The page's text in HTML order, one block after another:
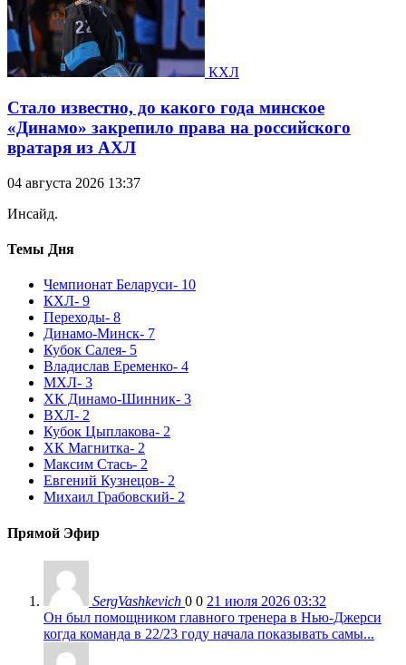
КХЛ
Стало известно, до какого года минское
«Динамо» закрепило права на российского
вратаря из АХЛ
04 августа 2026 13:37
Инсайд.
Темы Дня
Чемпионат Беларуси- 10
КХЛ- 9
Переходы- 8
Динамо-Минск- 7
Кубок Салея- 5
Владислав Еременко- 4
МХЛ- 3
ХК Динамо-Шинник- 3
ВХЛ- 2
Кубок Цыплакова- 2
ХК Магнитка- 2
Максим Стась- 2
Евгений Кузнецов- 2
Михаил Грабовский- 2
Прямой Эфир
SergVashkevich 0 0 21 июля 2026 03:32
Он был помощником главного тренера в Нью-Джерси
когда команда в 22/23 году начала показывать самы...